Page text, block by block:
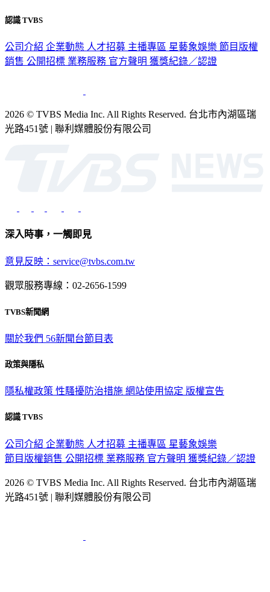
認識 TVBS
公司介紹 企業動態 人才招募 主播專區 星藝象娛樂 節目版權
銷售 公開招標 業務服務 官方聲明 獲獎紀錄／認證
2026 © TVBS Media Inc. All Rights Reserved. 台北市內湖區瑞
光路451號 | 聯利媒體股份有限公司
深入時事，一觸即見
意見反映：service@tvbs.com.tw
觀眾服務專線：02-2656-1599
TVBS新聞網
關於我們 56新聞台節目表
政策與隱私
隱私權政策 性騷擾防治措施 網站使用協定 版權宣告
認識 TVBS
公司介紹 企業動態 人才招募 主播專區 星藝象娛樂
節目版權銷售 公開招標 業務服務 官方聲明 獲獎紀錄／認證
2026 © TVBS Media Inc. All Rights Reserved. 台北市內湖區瑞
光路451號 | 聯利媒體股份有限公司